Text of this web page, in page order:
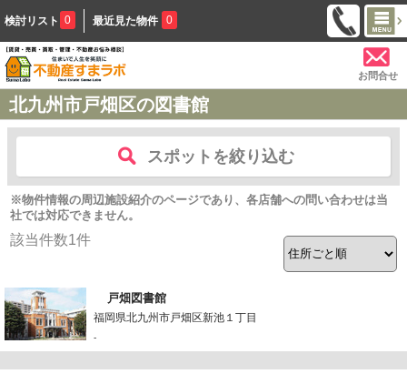
検討リスト 0 最近見た物件 0
お問合せ
北九州市戸畑区の図書館
スポットを絞り込む
※物件情報の周辺施設紹介のページであり、各店舗への問い合わせは当
社では対応できません。
該当件数1件
戸畑図書館
福岡県北九州市戸畑区新池１丁目
-